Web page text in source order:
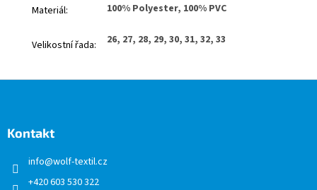
Materiál: 100% Polyester, 100% PVC
Velikostní řada: 26, 27, 28, 29, 30, 31, 32, 33
Kontakt
info@wolf-textil.cz
+420 603 530 322